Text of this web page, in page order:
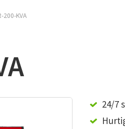
200-KVA
24/7